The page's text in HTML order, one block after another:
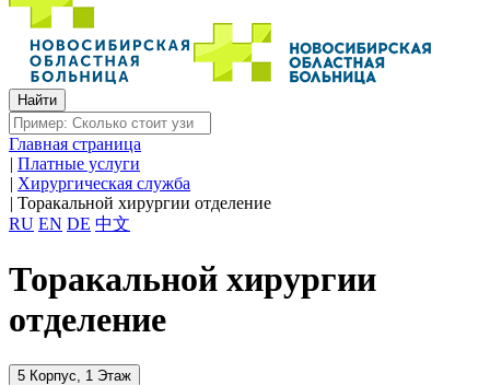
Главная страница
| Платные услуги
| Хирургическая служба
| Торакальной хирургии отделение
RU EN DE 中文
Торакальной хирургии
отделение
5 Корпус, 1 Этаж